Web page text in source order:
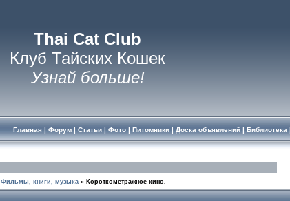
Thai Cat Club
Клуб Тайских Кошек
Узнай больше!
Главная| Форум| Статьи| Фото| Питомники| Доска объявлений| Библиотека |
Фильмы, книги, музыка » Короткометражное кино.